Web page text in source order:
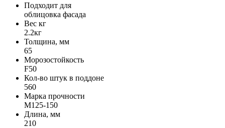
Подходит для
облицовка фасада
Вес кг
2.2кг
Толщина, мм
65
Морозостойкость
F50
Кол-во штук в поддоне
560
Марка прочности
М125-150
Длина, мм
210